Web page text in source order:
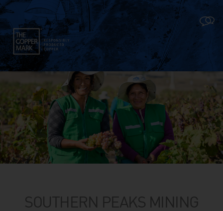
SOUTHERN PEAKS MINING